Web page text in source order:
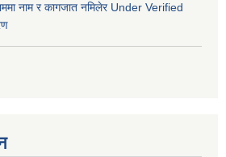
नाम र कागजात नमिलेर Under Verified